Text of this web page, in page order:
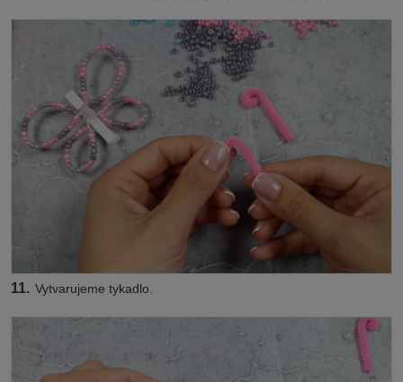
11. Vytvarujeme tykadlo.